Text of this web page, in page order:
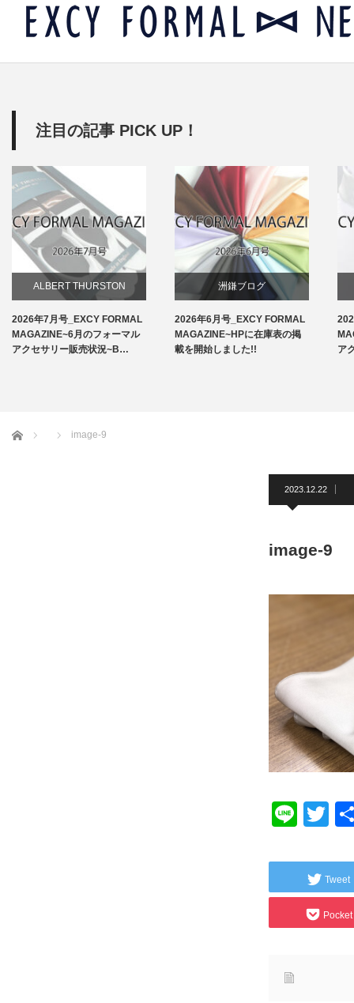
注目の記事 PICK UP！
ALBERT THURSTON
お知らせ
2026年7月号_EXCY FORMAL
MAGAZINE~6月のフォーマル
アクセサリー販売状況~B…
洲鎌ブログ
2026年6月号_EXCY FORMAL
MAGAZINE~HPに在庫表の掲
載を開始しました!!
ア
ホーム image-9
2023.12.22
image-9
Line
Tweet
Pocket